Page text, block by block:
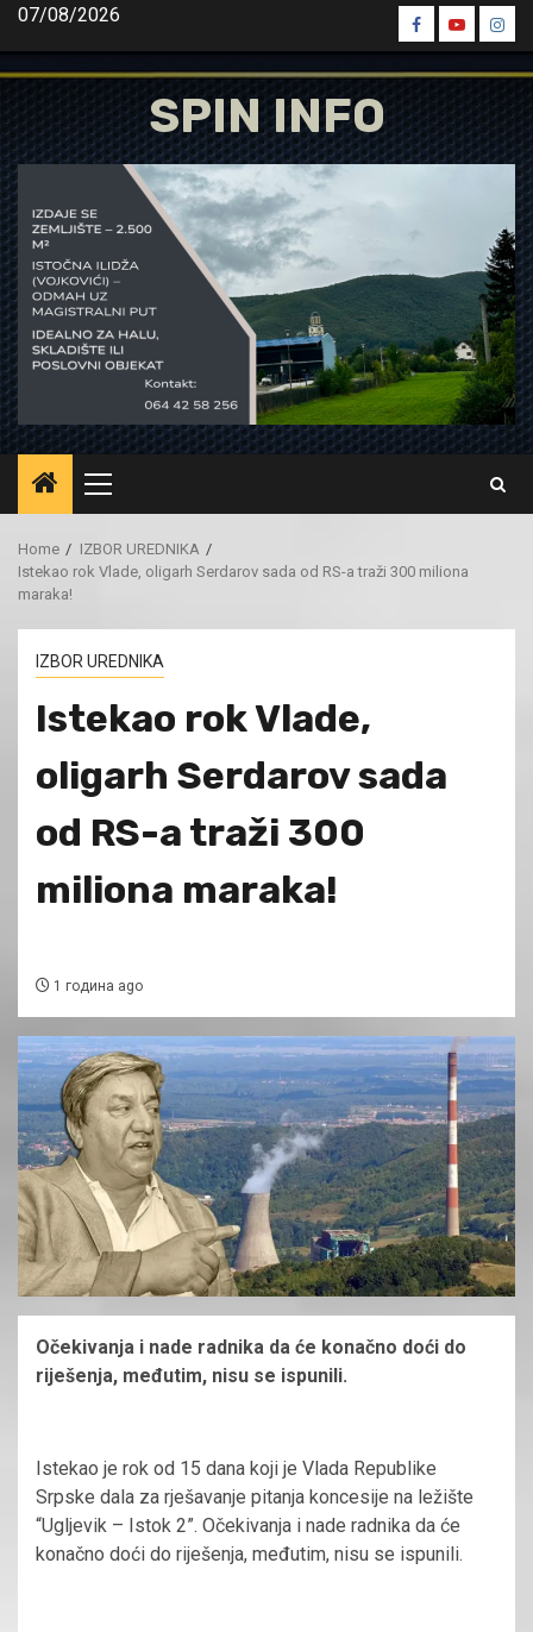
Skip
content
07/08/2026
Spin
Facebook
Spin
Youtube
Spin
SPIN INFO
Primary
Menu
Home
IZBOR UREDNIKA
Istekao rok Vlade, oligarh Serdarov sada od RS-a traži 300 miliona
maraka!
IZBOR UREDNIKA
Istekao rok Vlade,
oligarh Serdarov sada
od RS-a traži 300
miliona maraka!
1 година ago
Očekivanja i nade radnika da će konačno doći do
riješenja, međutim, nisu se ispunili.
Istekao je rok od 15 dana koji je Vlada Republike
Srpske dala za rješavanje pitanja koncesije na ležište
“Ugljevik – Istok 2”. Očekivanja i nade radnika da će
konačno doći do riješenja, međutim, nisu se ispunili.